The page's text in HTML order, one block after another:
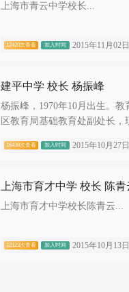
上海市青云中学校长...
12420次查看 加入时间 2015年11月02日
建平中学 校长 杨振峰
杨振峰，1970年10月出生。
区教育局基础教育处副处长
16438次查看 加入时间 2015年10月27日
上海市育才中学 校长 陈青
上海市育才中学校长陈青云...
12123次查看 加入时间 2015年10月13日